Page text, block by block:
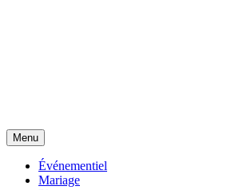
Menu
Événementiel
Mariage